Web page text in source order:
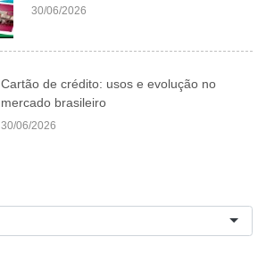
30/06/2026
Cartão de crédito: usos e evolução no
mercado brasileiro
30/06/2026